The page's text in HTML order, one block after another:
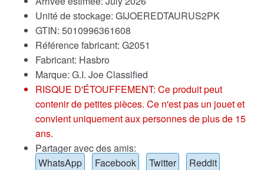
Unité de stockage: GIJOEREDTAURUS2PK
GTIN: 5010996361608
Référence fabricant: G2051
Fabricant: Hasbro
Marque: G.I. Joe Classified
RISQUE D'ÉTOUFFEMENT: Ce produit peut
contenir de petites pièces. Ce n'est pas un jouet et
convient uniquement aux personnes de plus de 15
ans.
Partager avec des amis:
WhatsApp
Facebook Twitter Reddit